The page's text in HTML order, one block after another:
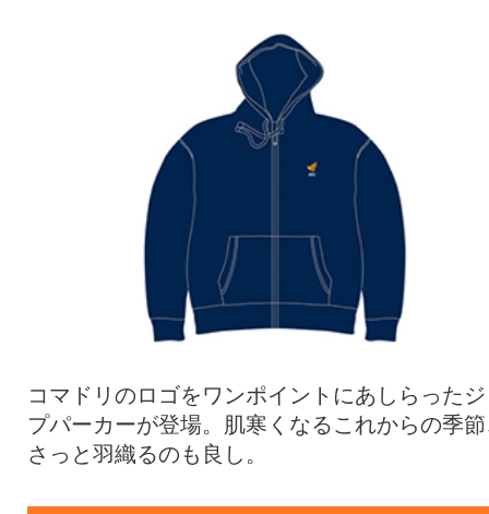
コマドリのロゴをワンポイントにあしらった
プパーカーが登場。肌寒くなるこれからの季
さっと羽織るのも良し。